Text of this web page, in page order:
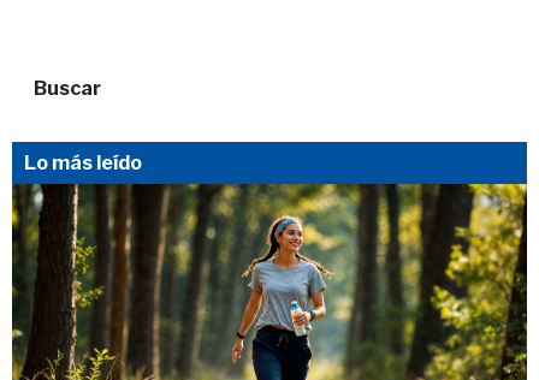
Buscar
Lo más leído